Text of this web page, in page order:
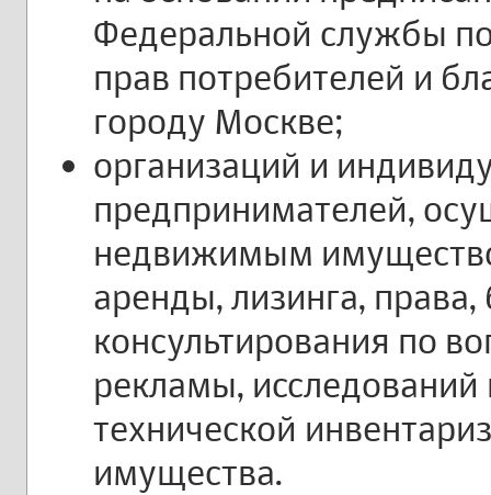
Федеральной службы
прав потребителей и
городу Москве;
организаций и
предпринимателей,
недвижимым
аренды, лизинга, права,
консультирования по
рекламы,
технической
имущества.